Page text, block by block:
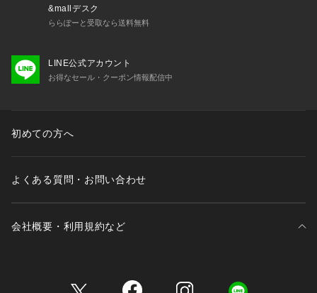
70・75、G65・70、H65、I65）
3L：バスト 100～108cm（おすすめブラサイズ：F75・G75・
求めの方は大きい方のサイズを、フィット感を重視される方は
小さい方のサイズのご購入をおすすめします。
&mallデスク
ららぽーと受取なら送料無料
LINE公式アカウント
お得なセール・クーポン情報配信中
初めての方へ
よくある質問・お問い合わせ
会社概要・利用規約など